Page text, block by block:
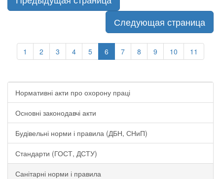
Следующая страница
1 2 3 4 5 6 7 8 9 10 11
Нормативні акти про охорону праці
Основні законодавчі акти
Будівельні норми і правила (ДБН, СНиП)
Стандарти (ГОСТ, ДСТУ)
Санітарні норми і правила